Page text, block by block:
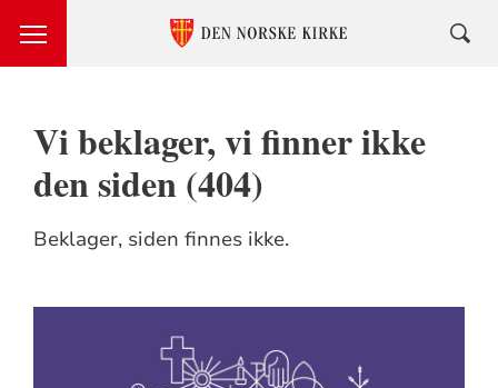
Vi beklager, vi finner ikke
den siden (404)
Beklager, siden finnes ikke.